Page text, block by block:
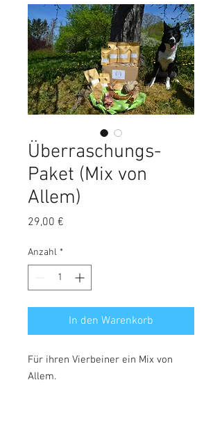
Überraschungs-
Paket (Mix von
Allem)
29,00 €
Anzahl *
In den Warenkorb
Für ihren Vierbeiner ein Mix von
Allem.